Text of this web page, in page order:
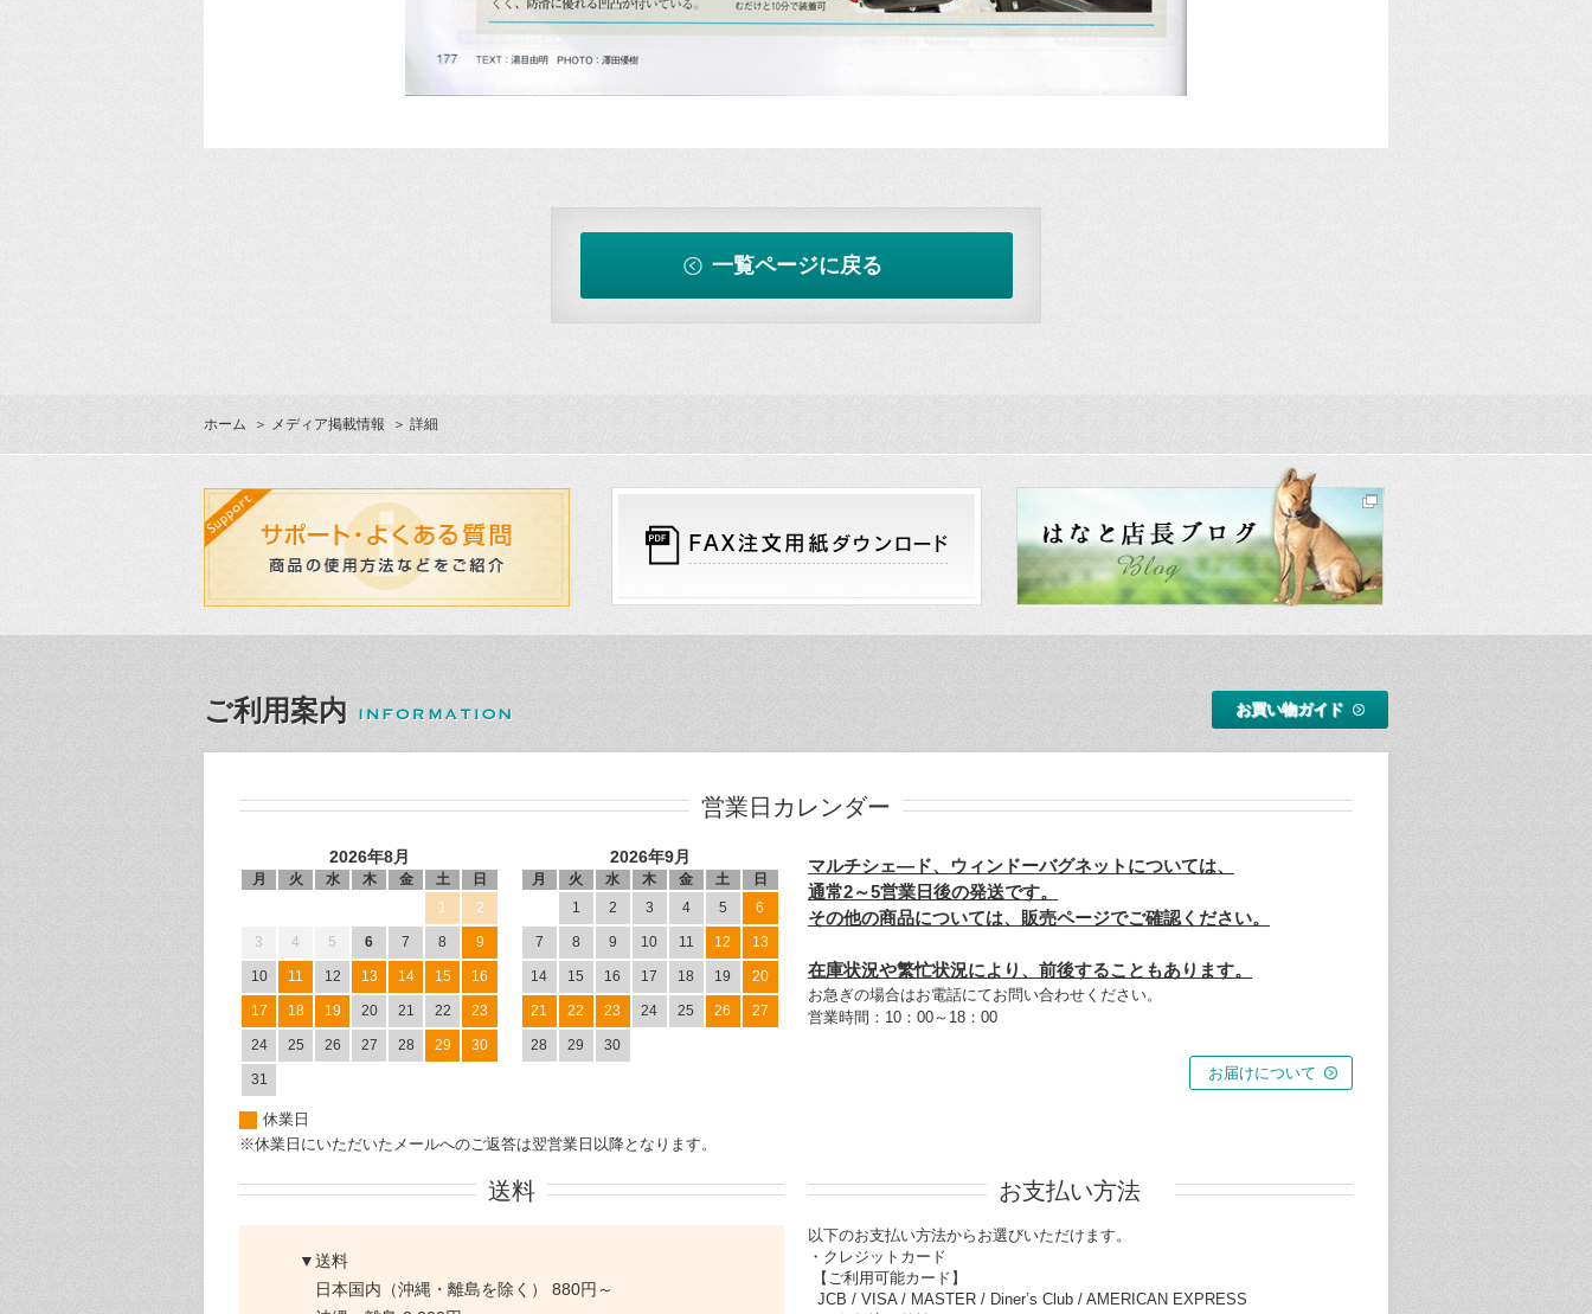
一覧ページに戻る
ホーム ＞ メディア掲載情報 ＞ 詳細
ご利用案内 お買い物ガイド
営業日カレンダー
2026年8月
月 火 水 木 金 土
日
1
2
3 4 5 6 7 8 9
10 11 12 13 14 15 16
17 18 19 20 21 22 23
24 25 26 27 28 29 30
31
2026年9月
月 火 水 木 金 土
日
1
2 3 4 5 6
7 8 9 10 11 12 13
14 15 16 17 18 19 20
21 22 23 24 25 26 27
28 29 30
休業日
※休業日にいただいたメールへのご返答は翌営業日以降となります。
マルチシェ―ド、ウィンドーバグネットについては、
通常2～5営業日後の発送です。
その他の商品については、販売ページでご確認ください。
在庫状況や繁忙状況により、前後することもあります。
お急ぎの場合はお電話にてお問い合わせください。
営業時間：10：00～18：00
お届けについて
送料
▼送料
日本国内（沖縄・離島を除く） 880円～
お支払い方法
以下のお支払い方法からお選びいただけます。
・クレジットカード
【ご利用可能カード】
JCB / VISA / MASTER / Diner’s Club / AMERICAN EXPRESS